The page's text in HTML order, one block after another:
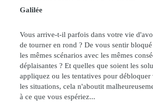
Galilée
Vous arrive-t-il parfois dans votre vie
de tourner en rond ? De vous sentir
les mêmes scénarios avec les mêmes
déplaisantes ? Et quelles que soient les
appliquez ou les tentatives pour débloquer
les situations, cela n'aboutit
à ce que vous espériez...